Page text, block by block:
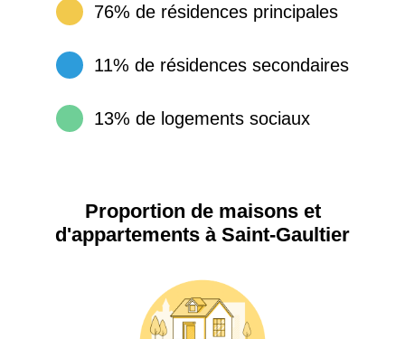
76% de résidences principales
11% de résidences secondaires
13% de logements sociaux
Proportion de maisons et
d'appartements à Saint-Gaultier